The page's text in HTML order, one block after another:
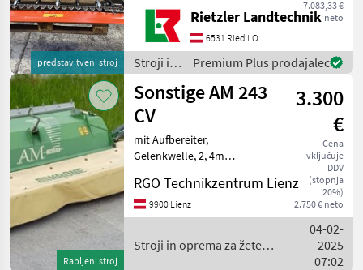
XX
MARKETPLACE
Marketplace
Ponudbe
trgovcev
Mali
oglasi
predstavitveni stroj
7.083,33 €
neto
kosilnice Aebi CC36 / opcija
CC 110 Bidux kosilnica z
dvojnim nožem, oba noža
se poganjata s 3 klinastimi
jermeni, ko
Rietzler Landtechnik
6531 Ried I.O.
Stroji in
oprema
za žetev
in
spravilo
/
Sonstige
Premium Plus prodajalec
Rabljeni stroj
Sonstige AM 243
CV
3.300
€
Cena
vključuje
DDV
(stopnja
20%)
2.750 € neto
mit Aufbereiter,
Gelenkwelle, 2, 4m
oprema za žetev in spravilo
Kosilnice - prstne/z dvojnim
nožem
RGO Technikzentrum Lienz
9900 Lienz
Stroji in oprema za žetev
04-02-
2025
07:02